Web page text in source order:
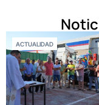
ACTUALIDAD